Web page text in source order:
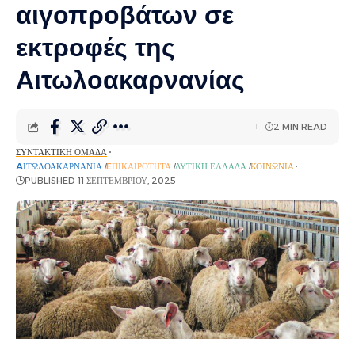
αιγοπροβάτων σε
εκτροφές της
Αιτωλοακαρνανίας
ΣΥΝΤΑΚΤΙΚΉ ΟΜΆΔΑ
AΙΤΩΛΟΑΚΑΡΝΑΝΊΑ EΠΙΚΑΙΡΌΤΗΤΑ ΔΥΤΙΚΉ ΕΛΛΆΔΑ ΚΟΙΝΩΝΊΑ
PUBLISHED 11 ΣΕΠΤΕΜΒΡΊΟΥ, 2025
2 MIN READ